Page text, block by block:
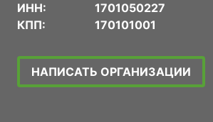
ИНН:
1701050227
КПП:
170101001
НАПИСАТЬ ОРГАНИЗАЦИИ